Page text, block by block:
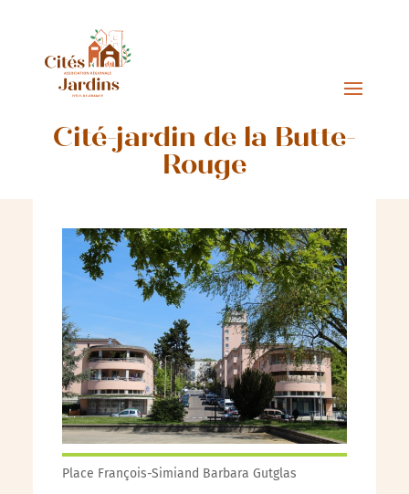
Cité-jardin de la Butte-
Rouge
Place François-Simiand Barbara Gutglas